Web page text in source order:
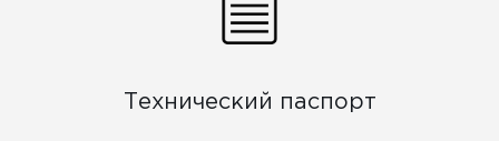
Технический паспорт